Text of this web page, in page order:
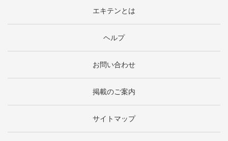
エキテンとは
ヘルプ
お問い合わせ
掲載のご案内
サイトマップ